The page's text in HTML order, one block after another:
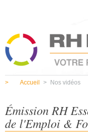
> Accueil > Nos vidéos
Émission RH
de l'Emploi &